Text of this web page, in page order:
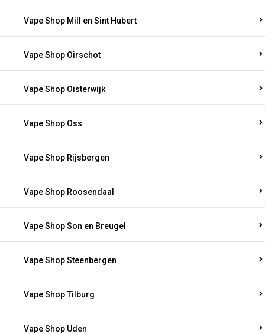
Vape Shop Mill en Sint Hubert
Vape Shop Oirschot
Vape Shop Oisterwijk
Vape Shop Oss
Vape Shop Rijsbergen
Vape Shop Roosendaal
Vape Shop Son en Breugel
Vape Shop Steenbergen
Vape Shop Tilburg
Vape Shop Uden